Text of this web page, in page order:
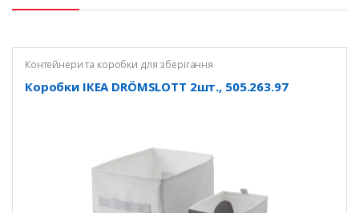
Контейнери та коробки для зберігання
Коробки ІКЕА DRÖMSLOTT 2шт., 505.263.97